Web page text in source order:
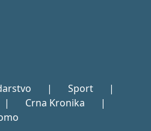
| Sport
|
| Crna Kronika
|